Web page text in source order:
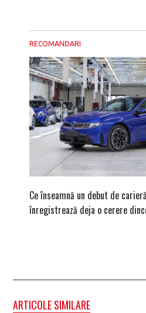
RECOMANDARI
Ce înseamnă un debut de
înregistrează deja o cerere
ARTICOLE SIMILARE